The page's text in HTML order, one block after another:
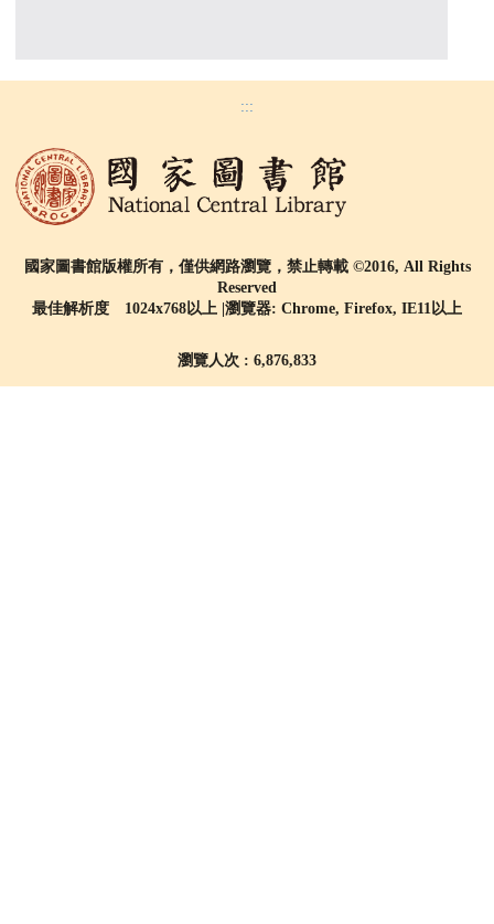
:::
國家圖書館版權所有，僅供網路瀏覽，禁止轉載 ©2016, All Rights
Reserved
最佳解析度 1024x768以上 |瀏覽器: Chrome, Firefox, IE11以上
瀏覽人次 : 6,876,833